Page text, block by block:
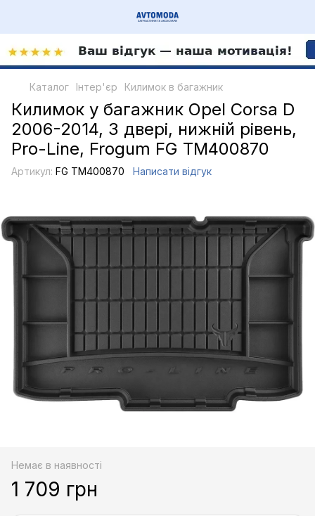
Каталог Інтер'єр Килимок в багажник
Килимок у багажник Opel Corsa D
2006-2014, 3 двері, нижній рівень,
Pro-Line, Frogum FG TM400870
Артикул: FG TM400870 Написати відгук
Немає в наявності
1 709 грн